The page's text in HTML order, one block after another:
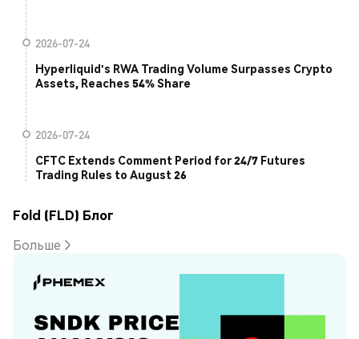
2026-07-24
Hyperliquid's RWA Trading Volume Surpasses Crypto
Assets, Reaches 54% Share
2026-07-24
CFTC Extends Comment Period for 24/7 Futures
Trading Rules to August 26
Fold (FLD) Блог
Больше